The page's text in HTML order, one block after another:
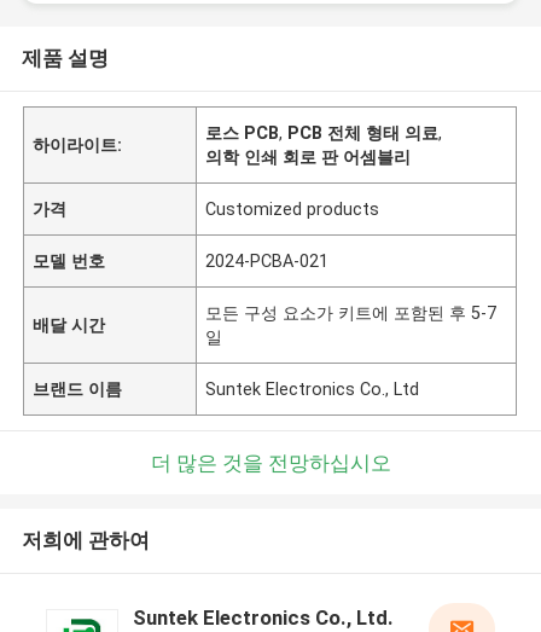
제품 설명
하이라이트:
로스 PCB, PCB 전체 형태 의료,
의학 인쇄 회로 판 어셈블리
가격 Customized products
모델 번호 2024-PCBA-021
배달 시간
모든 구성 요소가 키트에 포함된 후 5-7
일
브랜드 이름 Suntek Electronics Co., Ltd
더 많은 것을 전망하십시오
저희에 관하여
Suntek Electronics Co., Ltd.